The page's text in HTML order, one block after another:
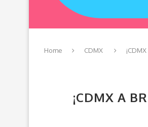
Home CDMX
¡CDMX A